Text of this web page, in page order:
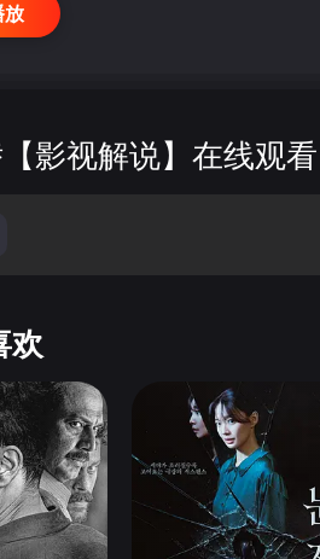
放
影视解说】在线观看
欢